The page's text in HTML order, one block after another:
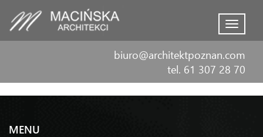
Menu
biuro@architektpoznan.com
tel. 61 307 28 70
MENU